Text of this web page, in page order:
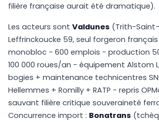
filière française aurait été dramatique).
Les acteurs sont Valdunes (Trith-
Leffrinckoucke 59, seul forgeron
monobloc - 600 emplois - production
100 000 roues/an - équipement Alstom
bogies + maintenance technicentres
Hellemmes + Romilly + RATP - repris
sauvant filière critique souveraineté
Concurrence import : Bonatrans